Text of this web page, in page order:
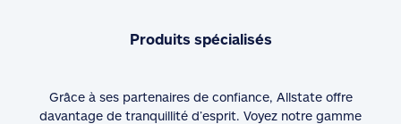
Produits spécialisés
Grâce à ses partenaires de confiance, Allstate offre
davantage de tranquillité d’esprit. Voyez notre gamme